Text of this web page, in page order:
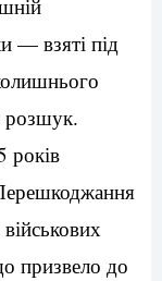
— взяті під
розшук.
років
призвело до